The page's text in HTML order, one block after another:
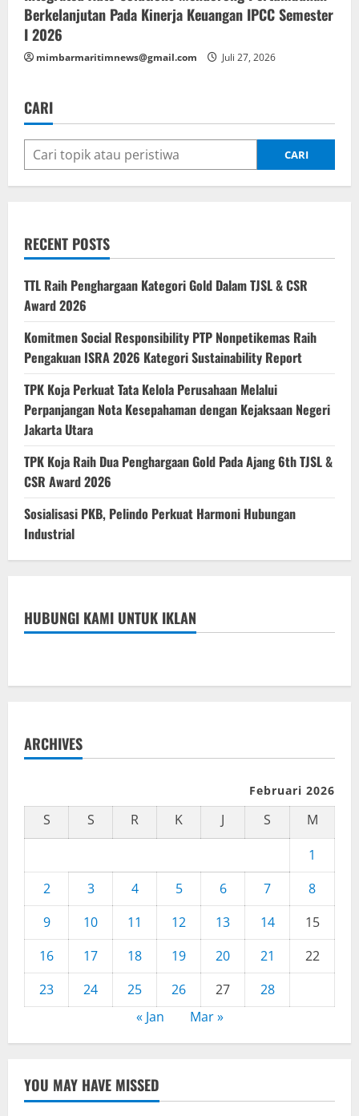
Berkelanjutan Pada Kinerja Keuangan IPCC Semester
I 2026
mimbarmaritimnews@gmail.com Juli 27, 2026
CARI
CARI
RECENT POSTS
TTL Raih Penghargaan Kategori Gold Dalam TJSL & CSR
Award 2026
Komitmen Social Responsibility PTP Nonpetikemas Raih
Pengakuan ISRA 2026 Kategori Sustainability Report
TPK Koja Perkuat Tata Kelola Perusahaan Melalui
Perpanjangan Nota Kesepahaman dengan Kejaksaan Negeri
Jakarta Utara
TPK Koja Raih Dua Penghargaan Gold Pada Ajang 6th TJSL &
CSR Award 2026
Sosialisasi PKB, Pelindo Perkuat Harmoni Hubungan
Industrial
HUBUNGI KAMI UNTUK IKLAN
ARCHIVES
Februari 2026
S S R K J S
M
1
2
3 4 5 6 7
8
9
10 11 12 13 14
15
16
17 18 19 20 21
22
23
24 25 26 27
28
« Jan
Mar »
YOU MAY HAVE MISSED